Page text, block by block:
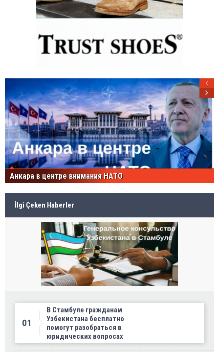
Анкара в центре внимания НАТО
İlgi Çeken Haberler
01
В Стамбуле гражданам
Узбекистана бесплатно
помогут разобраться в
юридических вопросах